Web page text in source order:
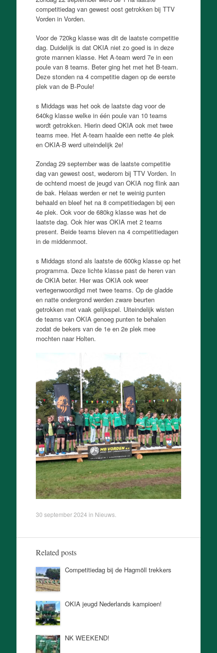
competitiedag van gewest oost getrokken bij TTV
Vorden in Vorden.
Voor de 720kg klasse was dit de laatste competitie
dag. Duidelijk is dat OKIA niet zo goed is in deze
grote mannen klasse. Het A-team werd 7e in een
poule van 8 teams. Beter ging het met het B-team.
Deze stonden na 4 competitie dagen op de eerste
plek van de B-Poule!
s Middags was het ook de laatste dag voor de
640kg klasse welke in één poule van 10 teams
wordt getrokken. Hierin deed OKIA ook met twee
teams mee. Het A-team haalde een nette 4e plek
en OKIA-B werd uiteindelijk 2e!
Zondag 29 september was de laatste competitie
dag van gewest oost, wederom bij TTV Vorden. In
de ochtend moest de jeugd van OKIA nog flink aan
de bak. Helaas werden er net te weinig punten
behaald en bleef het na 8 competitiedagen bij een
4e plek. Ook voor de 680kg klasse was het de
laatste dag. Ook hier was OKIA met 2 teams
present. Beide teams bleven na 4 competitiedagen
in de middenmoot.
s Middags stond als laatste de 600kg klasse op het
programma. Deze lichte klasse past de heren van
de OKIA beter. Hier was OKIA ook weer
vertegenwoordigd met twee teams. Op de gladde
en natte ondergrond werden zware beurten
getrokken met vaak gelijkspel. Uiteindelijk wisten
de teams van OKIA genoeg punten te behalen
zodat de bekers van de 1e en 2e plek mee
mochten naar Holten.
30 september 2024 in Nieuws.
Related posts
Competitiedag bij de Hagmöll trekkers
OKIA jeugd Nederlands kampioen!
NK WEEKEND!